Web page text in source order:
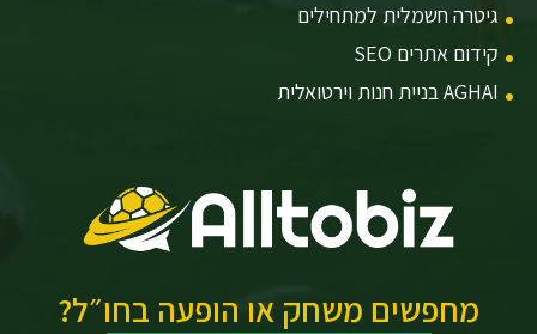
גיטרה חשמלית למתחילים
קידום אתרים SEO
AGHAI בניית חנות וירטואלית
מחפשים משחק או הופעה בחו״ל?